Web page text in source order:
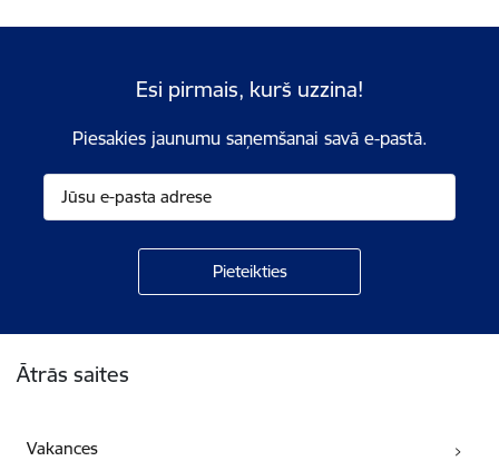
Esi pirmais, kurš uzzina!
Piesakies jaunumu saņemšanai savā e-pastā.
Ātrās saites
Vakances